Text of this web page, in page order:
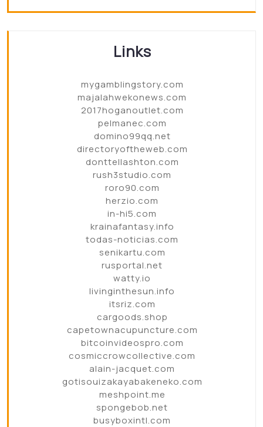
Links
mygamblingstory.com
majalahwekonews.com
2017hoganoutlet.com
pelmanec.com
domino99qq.net
directoryoftheweb.com
donttellashton.com
rush3studio.com
roro90.com
herzio.com
in-hi5.com
krainafantasy.info
todas-noticias.com
senikartu.com
rusportal.net
watty.io
livinginthesun.info
itsriz.com
cargoods.shop
capetownacupuncture.com
bitcoinvideospro.com
cosmiccrowcollective.com
alain-jacquet.com
gotisouizakayabakeneko.com
meshpoint.me
spongebob.net
busyboxintl.com